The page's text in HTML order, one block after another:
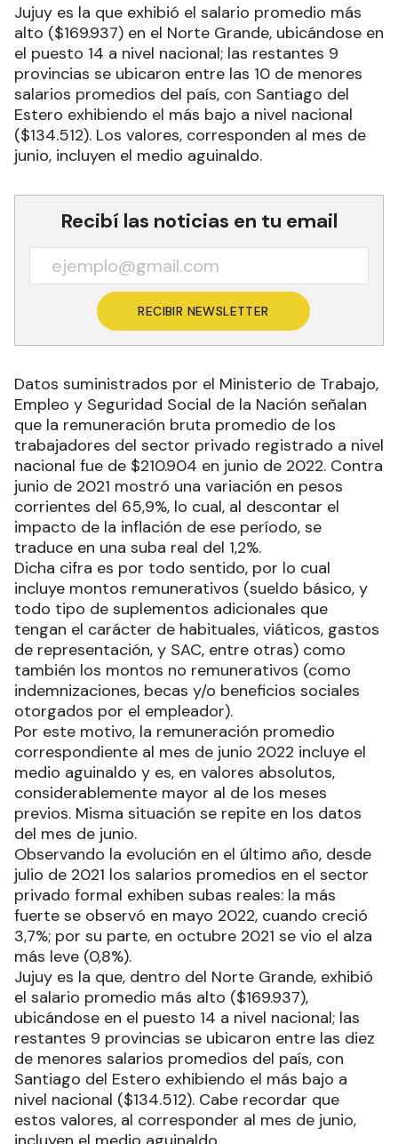
Jujuy es la que exhibió el salario promedio más
alto ($169.937) en el Norte Grande, ubicándose en
el puesto 14 a nivel nacional; las restantes 9
provincias se ubicaron entre las 10 de menores
salarios promedios del país, con Santiago del
Estero exhibiendo el más bajo a nivel nacional
($134.512). Los valores, corresponden al mes de
junio, incluyen el medio aguinaldo.
Recibí las noticias en tu email
RECIBIR NEWSLETTER
Datos suministrados por el Ministerio de Trabajo,
Empleo y Seguridad Social de la Nación señalan
que la remuneración bruta promedio de los
trabajadores del sector privado registrado a nivel
nacional fue de $210.904 en junio de 2022. Contra
junio de 2021 mostró una variación en pesos
corrientes del 65,9%, lo cual, al descontar el
impacto de la inflación de ese período, se
traduce en una suba real del 1,2%.
Dicha cifra es por todo sentido, por lo cual
incluye montos remunerativos (sueldo básico, y
todo tipo de suplementos adicionales que
tengan el carácter de habituales, viáticos, gastos
de representación, y SAC, entre otras) como
también los montos no remunerativos (como
indemnizaciones, becas y/o beneficios sociales
otorgados por el empleador).
Por este motivo, la remuneración promedio
correspondiente al mes de junio 2022 incluye el
medio aguinaldo y es, en valores absolutos,
considerablemente mayor al de los meses
previos. Misma situación se repite en los datos
del mes de junio.
Observando la evolución en el último año, desde
julio de 2021 los salarios promedios en el sector
privado formal exhiben subas reales: la más
fuerte se observó en mayo 2022, cuando creció
3,7%; por su parte, en octubre 2021 se vio el alza
más leve (0,8%).
Jujuy es la que, dentro del Norte Grande, exhibió
el salario promedio más alto ($169.937),
ubicándose en el puesto 14 a nivel nacional; las
restantes 9 provincias se ubicaron entre las diez
de menores salarios promedios del país, con
Santiago del Estero exhibiendo el más bajo a
nivel nacional ($134.512). Cabe recordar que
estos valores, al corresponder al mes de junio,